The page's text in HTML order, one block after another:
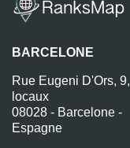
BARCELONE
Rue Eugeni D'Ors, 9,
locaux
08028 - Barcelone -
Espagne